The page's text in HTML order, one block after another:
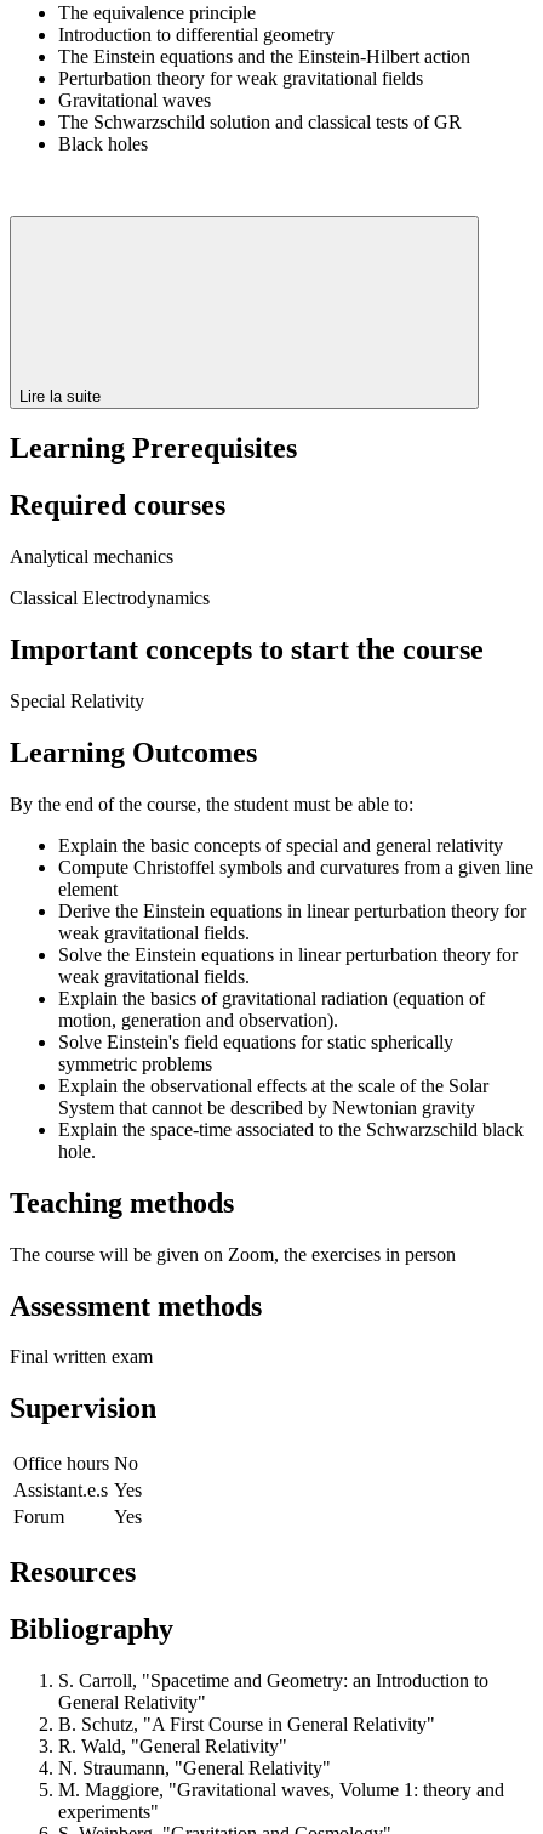
The equivalence principle
Introduction to differential geometry
The Einstein equations and the Einstein-Hilbert action
Perturbation theory for weak gravitational fields
Gravitational waves
The Schwarzschild solution and classical tests of GR
Black holes
Lire la suite
Learning Prerequisites
Required courses
Analytical mechanics
Classical Electrodynamics
Important concepts to start the course
Special Relativity
Learning Outcomes
By the end of the course, the student must be able to:
Explain the basic concepts of special and general relativity
Compute Christoffel symbols and curvatures from a given line
element
Derive the Einstein equations in linear perturbation theory for
weak gravitational fields.
Solve the Einstein equations in linear perturbation theory for
weak gravitational fields.
Explain the basics of gravitational radiation (equation of
motion, generation and observation).
Solve Einstein's field equations for static spherically
symmetric problems
Explain the observational effects at the scale of the Solar
System that cannot be described by Newtonian gravity
Explain the space-time associated to the Schwarzschild black
hole.
Teaching methods
The course will be given on Zoom, the exercises in person
Assessment methods
Final written exam
Supervision
Office hours No
Assistant.e.s Yes
Forum
Yes
Resources
Bibliography
S. Carroll, "Spacetime and Geometry: an Introduction to
General Relativity"
B. Schutz, "A First Course in General Relativity"
R. Wald, "General Relativity"
N. Straumann, "General Relativity"
M. Maggiore, "Gravitational waves, Volume 1: theory and
experiments"